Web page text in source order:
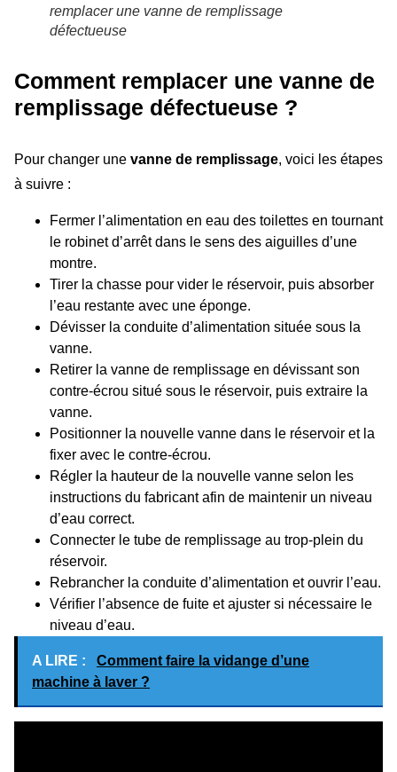
remplacer une vanne de remplissage
défectueuse
Comment remplacer une vanne de
remplissage défectueuse ?
Pour changer une vanne de remplissage, voici les étapes
à suivre :
Fermer l’alimentation en eau des toilettes en tournant
le robinet d’arrêt dans le sens des aiguilles d’une
montre.
Tirer la chasse pour vider le réservoir, puis absorber
l’eau restante avec une éponge.
Dévisser la conduite d’alimentation située sous la
vanne.
Retirer la vanne de remplissage en dévissant son
contre-écrou situé sous le réservoir, puis extraire la
vanne.
Positionner la nouvelle vanne dans le réservoir et la
fixer avec le contre-écrou.
Régler la hauteur de la nouvelle vanne selon les
instructions du fabricant afin de maintenir un niveau
d’eau correct.
Connecter le tube de remplissage au trop-plein du
réservoir.
Rebrancher la conduite d’alimentation et ouvrir l’eau.
Vérifier l’absence de fuite et ajuster si nécessaire le
niveau d’eau.
A LIRE :
Comment faire la vidange d’une
machine à laver ?